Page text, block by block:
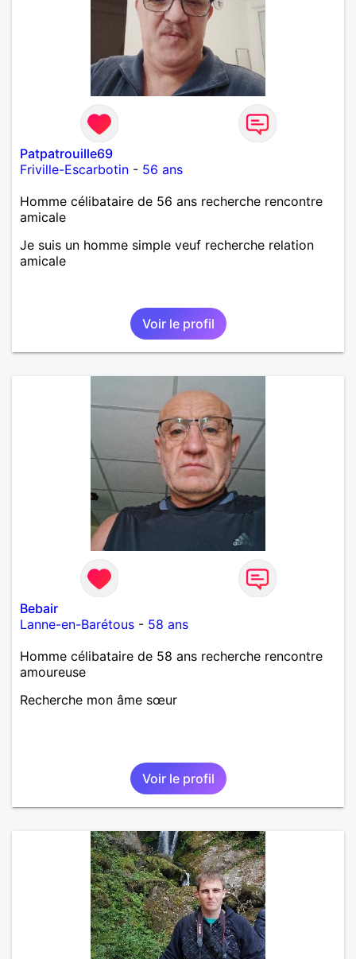
Patpatrouille69
Friville-Escarbotin - 56 ans
Homme célibataire de 56 ans recherche rencontre
amicale
Je suis un homme simple veuf recherche relation
amicale
Voir le profil
Bebair
Lanne-en-Barétous - 58 ans
Homme célibataire de 58 ans recherche rencontre
amoureuse
Recherche mon âme sœur
Voir le profil